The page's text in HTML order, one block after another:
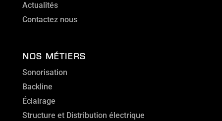
Actualités
Contactez nous
NOS MÉTIERS
Sonorisation
Backline
Éclairage
Structure et Distribution électrique